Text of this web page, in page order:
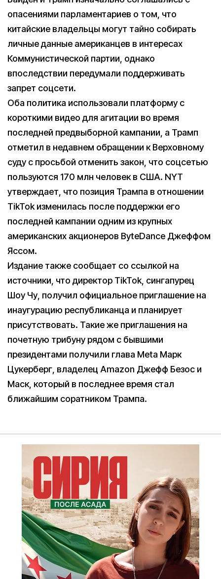
опасениями парламентариев о том, что
китайские владельцы могут тайно собирать
личные данные американцев в интересах
Коммунистической партии, однако
впоследствии передумали поддерживать
запрет соцсети.
Оба политика использовали платформу с
короткими видео для агитации во время
последней предвыборной кампании, а Трамп
отметил в недавнем обращении к Верховному
суду с просьбой отменить закон, что соцсетью
пользуются 170 млн человек в США. NYT
утверждает, что позиция Трампа в отношении
TikTok изменилась после поддержки его
последней кампании одним из крупных
американских акционеров ByteDance Джеффом
Яссом.
Издание также сообщает со ссылкой на
источники, что директор TikTok, сингапурец
Шоу Чу, получил официальное приглашение на
инаугурацию республиканца и планирует
присутствовать. Такие же приглашения на
почетную трибуну рядом с бывшими
президентами получили глава Meta Марк
Цукерберг, владелец Amazon Джефф Безос и
Маск, который в последнее время стал
ближайшим соратником Трампа.